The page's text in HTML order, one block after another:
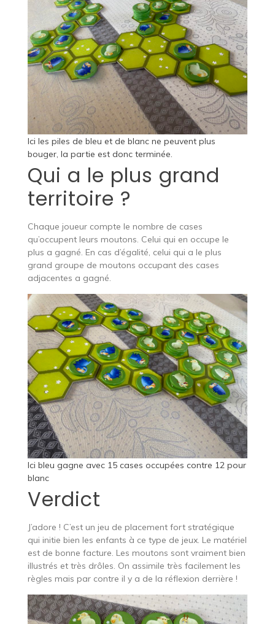
Ici les piles de bleu et de blanc ne peuvent plus
bouger, la partie est donc terminée.
Qui a le plus grand
territoire ?
Chaque joueur compte le nombre de cases
qu’occupent leurs moutons. Celui qui en occupe le
plus a gagné. En cas d’égalité, celui qui a le plus
grand groupe de moutons occupant des cases
adjacentes a gagné.
Ici bleu gagne avec 15 cases occupées contre 12 pour
blanc
Verdict
J’adore ! C’est un jeu de placement fort stratégique
qui initie bien les enfants à ce type de jeux. Le matériel
est de bonne facture. Les moutons sont vraiment bien
illustrés et très drôles. On assimile très facilement les
règles mais par contre il y a de la réflexion derrière !